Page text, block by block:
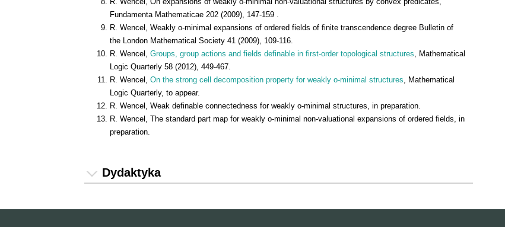
Fundamenta Mathematicae 202 (2009), 147-159 .
R. Wencel, Weakly o-minimal expansions of ordered fields of finite transcendence degree Bulletin of
the London Mathematical Society 41 (2009), 109-116.
R. Wencel, Groups, group actions and fields definable in first-order topological structures , Mathematical
Logic Quarterly 58 (2012), 449-467.
R. Wencel, On the strong cell decomposition property for weakly o-minimal structures , Mathematical
Logic Quarterly, to appear.
R. Wencel, Weak definable connectedness for weakly o-minimal structures, in preparation.
R. Wencel, The standard part map for weakly o-minimal non-valuational expansions of ordered fields, in
preparation.
Dydaktyka